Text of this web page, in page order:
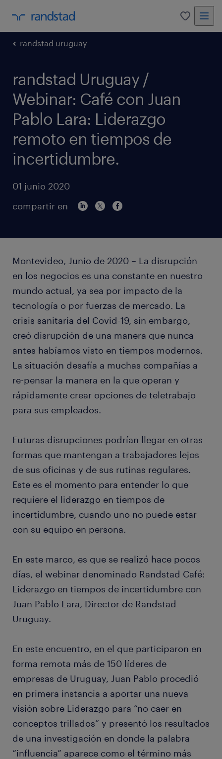
0
randstad uruguay
randstad Uruguay /
Webinar: Café con Juan
Pablo Lara: Liderazgo
remoto en tiempos de
incertidumbre.
01 junio 2020
compartir en
Montevideo, Junio de 2020 – La disrupción
en los negocios es una constante en nuestro
mundo actual, ya sea por impacto de la
tecnología o por fuerzas de mercado. La
crisis sanitaria del Covid-19, sin embargo,
creó disrupción de una manera que nunca
antes habíamos visto en tiempos modernos.
La situación desafía a muchas compañías a
re-pensar la manera en la que operan y
rápidamente crear opciones de teletrabajo
para sus empleados.
Futuras disrupciones podrían llegar en otras
formas que mantengan a trabajadores lejos
de sus oficinas y de sus rutinas regulares.
Este es el momento para entender lo que
requiere el liderazgo en tiempos de
incertidumbre, cuando uno no puede estar
con su equipo en persona.
En este marco, es que se realizó hace pocos
días, el webinar denominado Randstad Café:
Liderazgo en tiempos de incertidumbre con
Juan Pablo Lara, Director de Randstad
Uruguay.
En este encuentro, en el que participaron en
forma remota más de 150 líderes de
empresas de Uruguay, Juan Pablo procedió
en primera instancia a aportar una nueva
visión sobre Liderazgo para “no caer en
conceptos trillados” y presentó los resultados
de una investigación en donde la palabra
“influencia” aparece como el término más